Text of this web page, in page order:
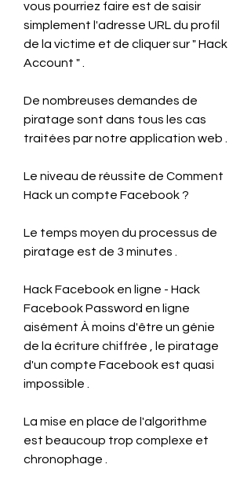
vous pourriez faire est de saisir
simplement l'adresse URL du profil
de la victime et de cliquer sur " Hack
Account " .
De nombreuses demandes de
piratage sont dans tous les cas
traitées par notre application web .
Le niveau de réussite de Comment
Hack un compte Facebook ?
Le temps moyen du processus de
piratage est de 3 minutes .
Hack Facebook en ligne - Hack
Facebook Password en ligne
aisément À moins d'être un génie
de la écriture chiffrée , le piratage
d'un compte Facebook est quasi
impossible .
La mise en place de l'algorithme
est beaucoup trop complexe et
chronophage .